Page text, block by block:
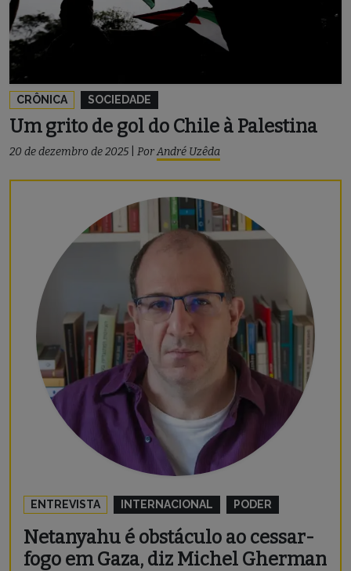
CRÔNICA SOCIEDADE
Um grito de gol do Chile à Palestina
20 de dezembro de 2025 PorAndré Uzêda
ENTREVISTA INTERNACIONAL PODER
Netanyahu é obstáculo ao cessar-
fogo em Gaza, diz Michel Gherman